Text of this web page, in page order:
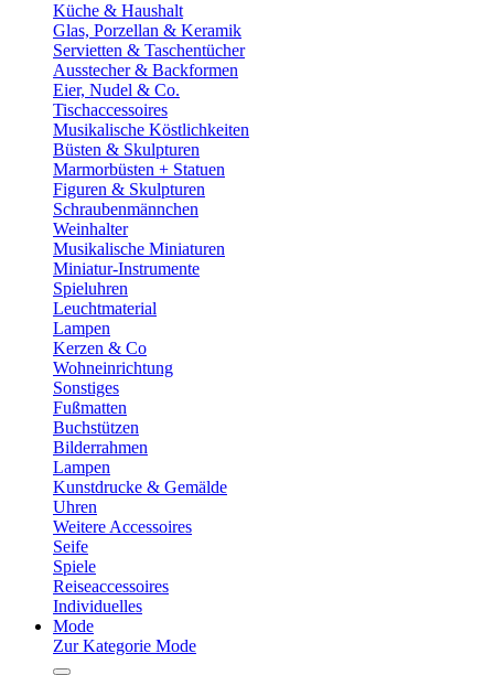
Küche & Haushalt
Glas, Porzellan & Keramik
Servietten & Taschentücher
Ausstecher & Backformen
Eier, Nudel & Co.
Tischaccessoires
Musikalische Köstlichkeiten
Büsten & Skulpturen
Marmorbüsten + Statuen
Figuren & Skulpturen
Schraubenmännchen
Weinhalter
Musikalische Miniaturen
Miniatur-Instrumente
Spieluhren
Leuchtmaterial
Lampen
Kerzen & Co
Wohneinrichtung
Sonstiges
Fußmatten
Buchstützen
Bilderrahmen
Lampen
Kunstdrucke & Gemälde
Uhren
Weitere Accessoires
Seife
Spiele
Reiseaccessoires
Individuelles
Mode
Zur Kategorie Mode